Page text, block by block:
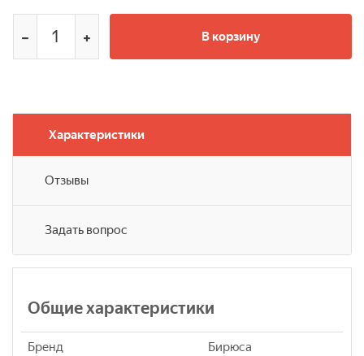
В корзину
Характеристики
Отзывы
Задать вопрос
Общие характеристики
Бренд Бирюса